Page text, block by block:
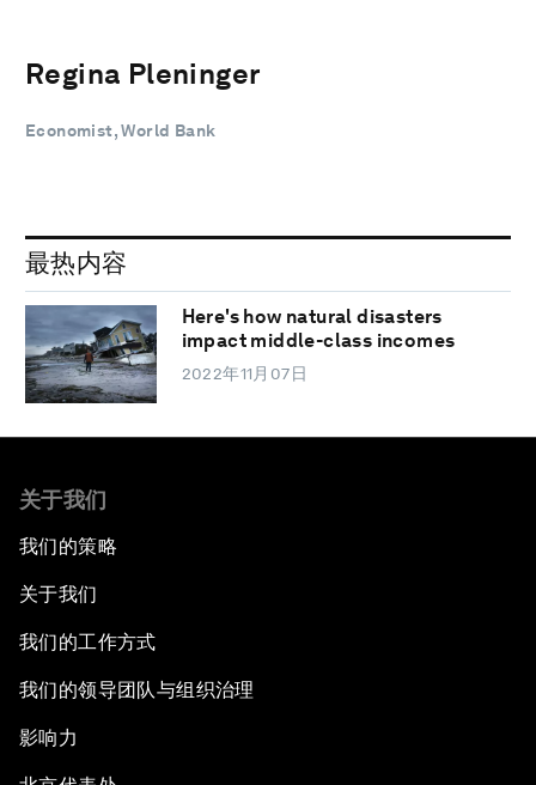
Regina Pleninger
Economist, World Bank
最热内容
Here's how natural disasters
impact middle-class incomes
2022年11月07日
关于我们
我们的策略
关于我们
我们的工作方式
我们的领导团队与组织治理
影响力